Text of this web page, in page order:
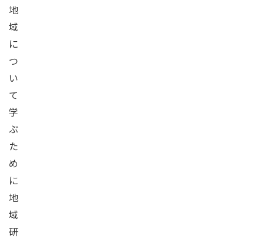
地
域
に
つ
い
て
学
ぶ
た
め
に
地
域
研